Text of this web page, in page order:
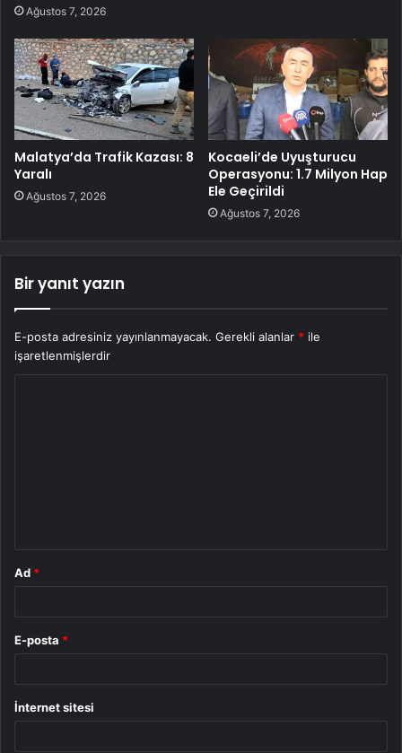
Ağustos 7, 2026
Malatya’da Trafik Kazası: 8
Yaralı
Ağustos 7, 2026
Kocaeli’de Uyuşturucu
Operasyonu: 1.7 Milyon Hap
Ele Geçirildi
Ağustos 7, 2026
Bir yanıt yazın
E-posta adresiniz yayınlanmayacak. Gerekli alanlar * ile
işaretlenmişlerdir
Ad *
E-posta *
İnternet sitesi